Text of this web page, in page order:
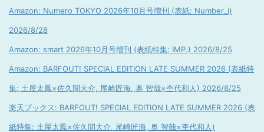
Amazon: Numero TOKYO 2026年10月号増刊 (表紙: Number_i)
2026/8/28
Amazon: smart 2026年10月号増刊 (表紙特集: IMP.) 2026/8/25
Amazon: BARFOUT! SPECIAL EDITION LATE SUMMER 2026 (表紙特
集: 土屋太鳳×佐久間大介, 尾崎匠海, 奥 智哉×杢代和人) 2026/8/25
楽天ブックス: BARFOUT! SPECIAL EDITION LATE SUMMER 2026 (表
紙特集: 土屋太鳳×佐久間大介, 尾崎匠海, 奥 智哉×杢代和人)